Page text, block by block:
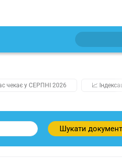
чекає у СЕРПНІ 2026 📈
Шукати документ